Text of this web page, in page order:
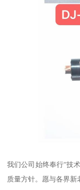
我们公司始终奉行“技
质量方针。愿与各界新